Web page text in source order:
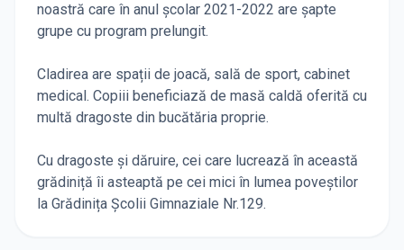
noastră care în anul școlar 2021-2022 are șapte
grupe cu program prelungit.
Cladirea are spații de joacă, sală de sport, cabinet
medical. Copiii beneficiază de masă caldă oferită cu
multă dragoste din bucătăria proprie.
Cu dragoste și dăruire, cei care lucrează în această
grădiniță îi asteaptă pe cei mici în lumea poveștilor
la Grădinița Școlii Gimnaziale Nr.129.